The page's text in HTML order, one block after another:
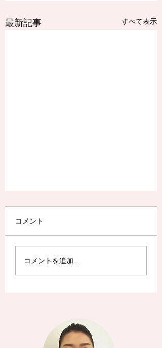
最新記事 すべて表示
コメント
コメントを追加…